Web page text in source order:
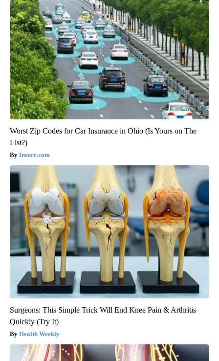
Worst Zip Codes for Car Insurance in Ohio (Is Yours on The
List?)
Insure.com
Surgeons: This Simple Trick Will End Knee Pain & Arthritis
Quickly (Try It)
Health Weekly